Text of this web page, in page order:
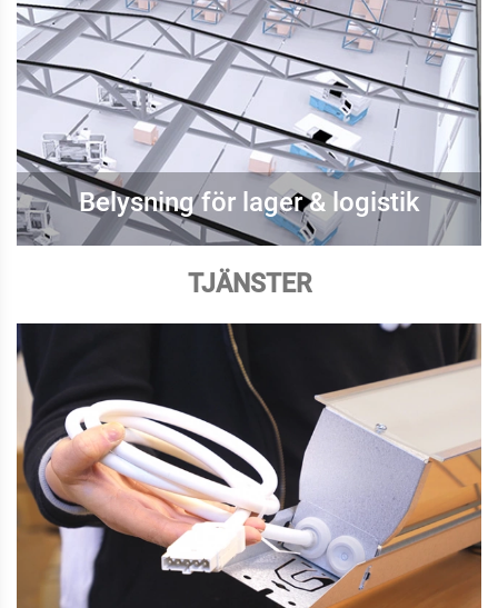
Belysning för lager & logistik
TJÄNSTER